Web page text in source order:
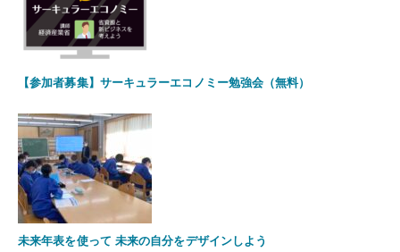
【参加者募集】サーキュラーエコノミー勉強会（無料）
未来年表を使って 未来の自分をデザインしよう